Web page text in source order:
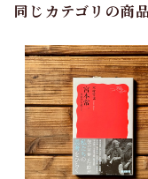
同じカテゴリの商